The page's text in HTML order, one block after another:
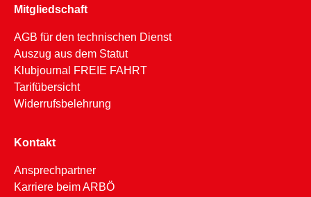
Mitgliedschaft
AGB für den technischen Dienst
Auszug aus dem Statut
Klubjournal FREIE FAHRT
Tarifübersicht
Widerrufsbelehrung
Kontakt
Ansprechpartner
Karriere beim ARBÖ